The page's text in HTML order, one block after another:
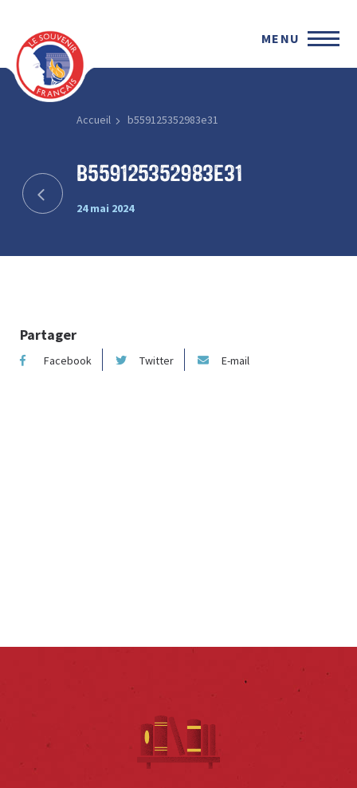
MENU
Accueil b559125352983e31
b559125352983e31
24 mai 2024
Partager
Facebook Twitter E-mail